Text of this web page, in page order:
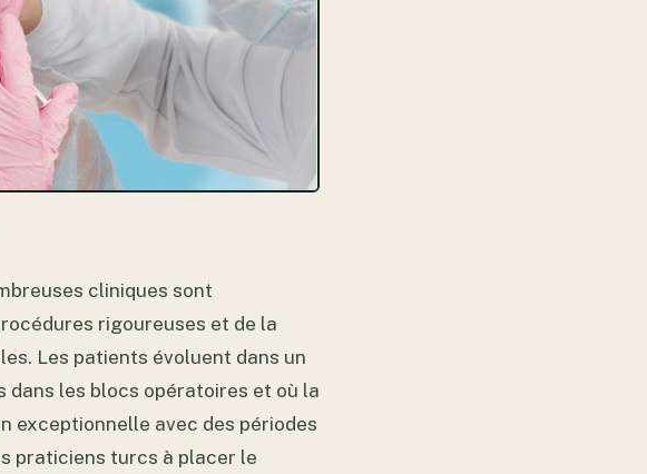
cliniques sont
rigoureuses et de la
Les patients évoluent dans un
les blocs opératoires et où la
exceptionnelle avec des périodes
praticiens turcs à placer le